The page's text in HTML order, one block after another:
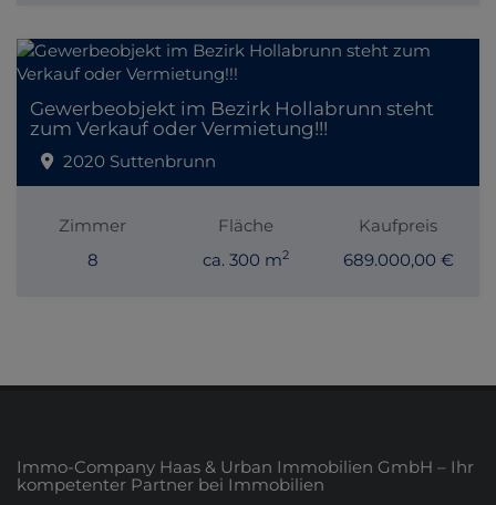
Gewerbeobjekt im Bezirk Hollabrunn steht
zum Verkauf oder Vermietung!!!
2020 Suttenbrunn
Zimmer
8
Fläche
ca. 300 m2
Kaufpreis
689.000,00 €
Immo-Company Haas & Urban Immobilien GmbH – Ihr
kompetenter Partner bei Immobilien